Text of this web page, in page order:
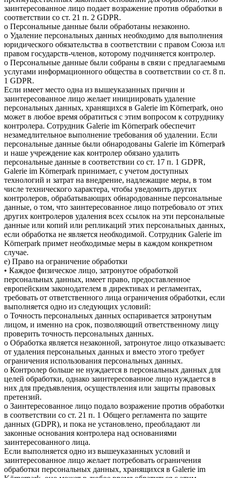
заинтересованное лицо подает возражение против обработки в
соответствии со ст. 21 п. 2 GDPR.
o Персональные данные были обработаны незаконно.
o Удаление персональных данных необходимо для выполнения
юридического обязательства в соответствии с правом Союза
правом государств-членов, которому подчиняется контролер.
o Персональные данные были собраны в связи с
услугами информационного общества в соответствии со ст. 8 п.
1 GDPR.
Если имеет место одна из вышеуказанных причин и
заинтересованное лицо желает инициировать удаление
персональных данных, хранящихся в Galerie im Körnerpark, оно
может в любое время обратиться с этим вопросом к сотруднику
контролера. Сотрудник Galerie im Körnerpark обеспечит
незамедлительное выполнение требования об удалении. Если
персональные данные были обнародованы Galerie im
и наше учреждение как контролер обязано удалить
персональные данные в соответствии со ст. 17 п. 1 GDPR,
Galerie im Körnerpark принимает, с учетом доступных
технологий и затрат на внедрение, надлежащие меры, в том
числе технического характера, чтобы уведомить других
контролеров, обрабатывающих обнародованные персональные
данные, о том, что заинтересованное лицо потребовало от этих
других контролеров удаления всех ссылок на эти персональные
данные или копий или репликаций этих персональных данных,
если обработка не является необходимой. Сотрудник Galerie im
Körnerpark примет необходимые меры в каждом конкретном
случае.
e) Право на ограничение обработки
• Каждое физическое лицо, затронутое обработкой
персональных данных, имеет право, предоставленное
европейским законодателем в директивах и регламентах,
требовать от ответственного лица ограничения обработки, если
выполняется одно из следующих условий:
o Точность персональных данных оспаривается затронутым
лицом, и именно на срок, позволяющий ответственному лицу
проверить точность персональных данных.
o Обработка является незаконной, затронутое лицо
от удаления персональных данных и вместо этого требует
ограничения использования персональных данных.
o Контролер больше не нуждается в персональных данных для
целей обработки, однако заинтересованное лицо нуждается в
них для предъявления, осуществления или защиты правовых
претензий.
o Заинтересованное лицо подало возражение против обработки
в соответствии со ст. 21 п. 1 Общего регламента по защите
данных (GDPR), и пока не установлено, преобладают ли
законные основания контролера над основаниями
заинтересованного лица.
Если выполняется одно из вышеуказанных условий и
заинтересованное лицо желает потребовать ограничения
обработки персональных данных, хранящихся в Galerie im